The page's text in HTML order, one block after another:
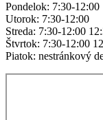
Pondelok: 7:30-12:00
Utorok: 7:30-12:00
Streda: 7:30-12:00
Štvrtok: 7:30-12:00
Piatok: nestránkový